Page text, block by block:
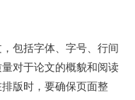
包括字体、字号、行间
对于论文的概貌和阅读
版时，要确保页面整